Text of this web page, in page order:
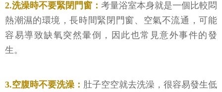
2.洗澡時不要緊閉門窗： 考量浴室本身就是一個比較悶
熱潮濕的環境，長時間緊閉門窗、空氣不流通，可能
容易導致缺氧突然暈倒，因此也常見意外事件的發
生。
3.空腹時不要洗澡： 肚子空空就去洗澡，很容易發生低